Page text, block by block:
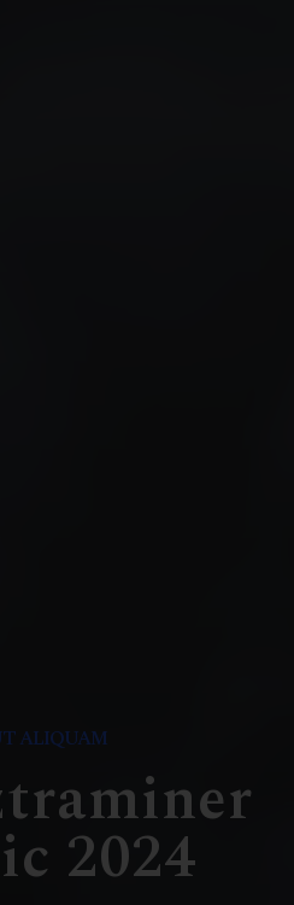
ALIQUAM
2024